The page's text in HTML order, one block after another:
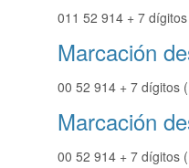
011 52 914 + 7
Marcación
00 52 914 + 7 dígitos
Marcación
00 52 914 + 7 dígitos